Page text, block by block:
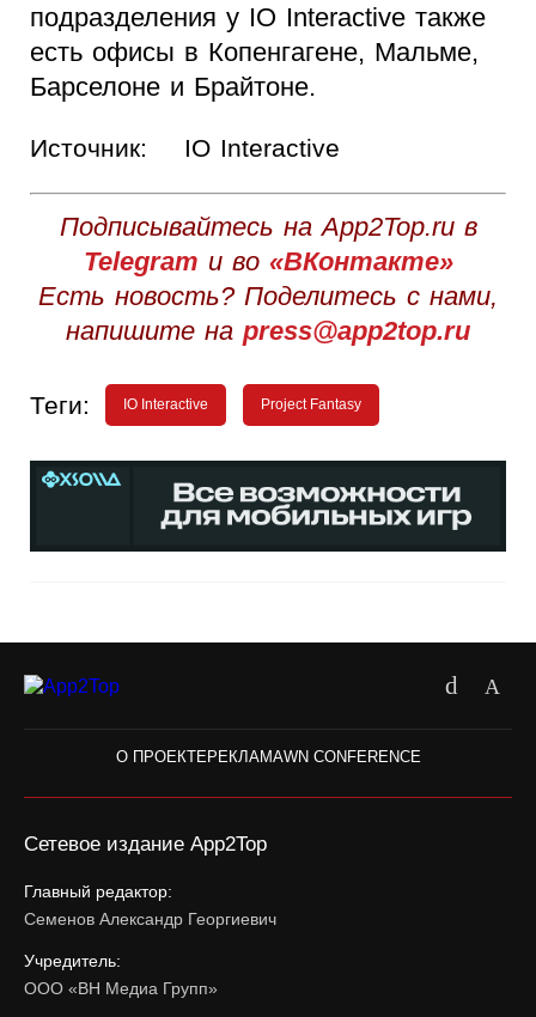
подразделения у IO Interactive также
есть офисы в Копенгагене, Мальме,
Барселоне и Брайтоне.
Источник: IO Interactive
Подписывайтесь на App2Top.ru в
Telegram и во «ВКонтакте»
Есть новость? Поделитесь с нами,
напишите на press@app2top.ru
Теги: IO Interactive Project Fantasy
О ПРОЕКТЕРЕКЛАМАWN CONFERENCE
Сетевое издание App2Top
Главный редактор:
Семенов Александр Георгиевич
Учредитель:
ООО «ВН Медиа Групп»